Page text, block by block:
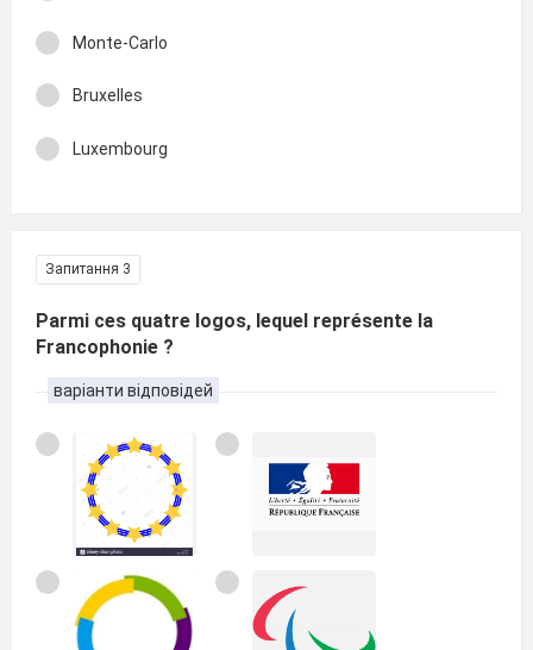
Monte-Carlo
Bruxelles
Luxembourg
Запитання 3
Parmi ces quatre logos, lequel représente la
Francophonie ?
варіанти відповідей